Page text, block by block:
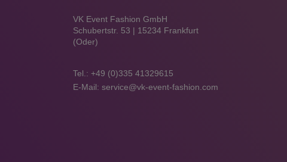
VK Event Fashion GmbH
Schubertstr. 53 | 15234 Frankfurt
(Oder)
Tel.: +49 (0)335 41329615
E-Mail: service@vk-event-fashion.com